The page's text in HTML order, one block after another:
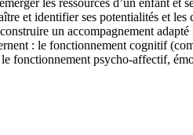
les ressources d’un enfant et
et identifier ses potentialités et les
un accompagnement
: le fonctionnement cognitif
le fonctionnement psycho-affectif,